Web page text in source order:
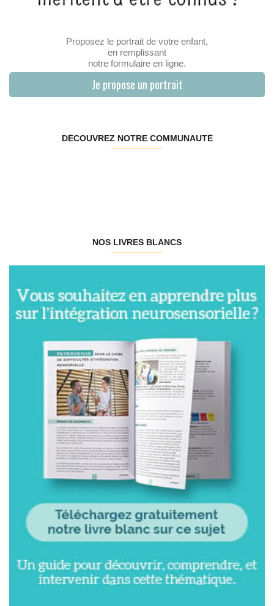
Proposez le portrait de votre enfant,
en remplissant
notre formulaire en ligne.
Je propose un portrait
DÉCOUVREZ NOTRE COMMUNAUTÉ
NOS LIVRES BLANCS